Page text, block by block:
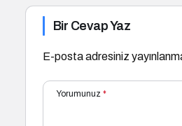
Bir Cevap Yaz
E-posta adresiniz
Yorumunuz *